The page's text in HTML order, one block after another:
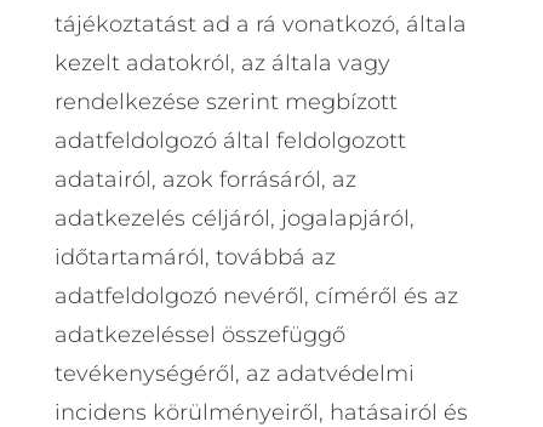
tájékoztatást ad a rá vonatkozó, általa
kezelt adatokról, az általa vagy
rendelkezése szerint megbízott
adatfeldolgozó által feldolgozott
adatairól, azok forrásáról, az
adatkezelés céljáról, jogalapjáról,
időtartamáról, továbbá az
adatfeldolgozó nevéről, címéről és az
adatkezeléssel összefüggő
tevékenységéről, az adatvédelmi
incidens körülményeiről, hatásairól és